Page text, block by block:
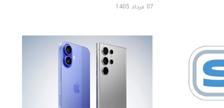
07 مرداد 1405